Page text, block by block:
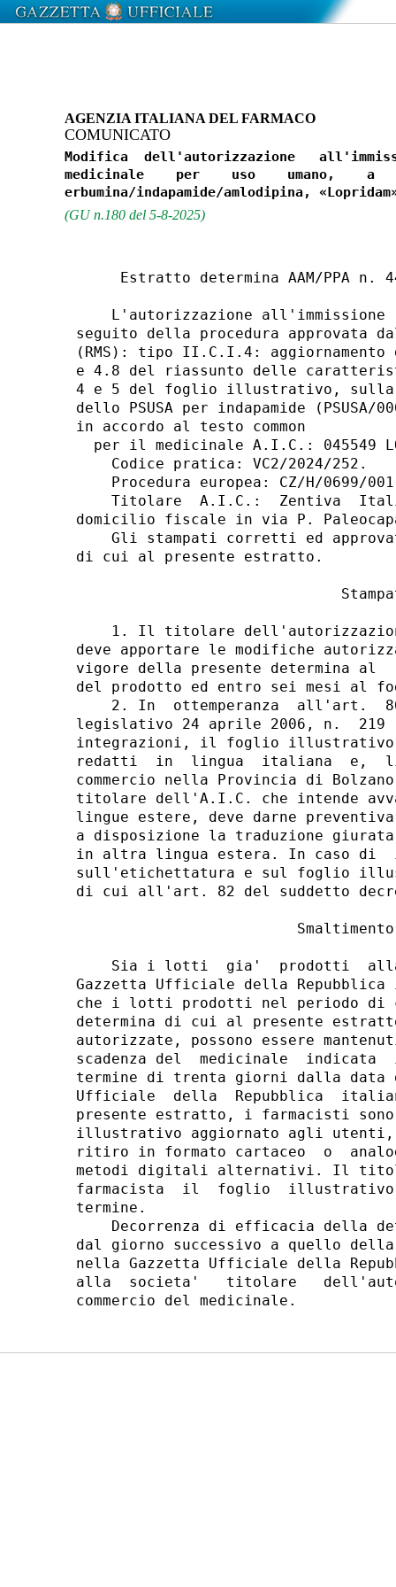
AGENZIA ITALIANA DEL FARMACO
COMUNICATO
Modifica  dell'autorizzazione
medicinale    per    uso    umano,
(GU n.180 del 5-8-2025)
Estratto determina AAM/PPA n.
L'autorizzazione all'immissione
seguito della procedura approvata
(RMS): tipo II.C.I.4:
e 4.8 del riassunto delle
4 e 5 del foglio illustrativo, sulla
dello PSUSA per indapamide
in accordo al testo common
per il medicinale A.I.C.: 045549
    Codice pratica: VC2/2024/252.
Procedura europea: CZ/H/0699/
Titolare  A.I.C.:  Zentiva
domicilio fiscale in via P.
Gli stampati corretti ed
di cui al presente estratto.
1. Il titolare
deve apportare le modifiche
vigore della presente determina
del prodotto ed entro sei mesi
2. In  ottemperanza  all'art.
legislativo 24 aprile 2006, n.  219
integrazioni, il foglio illustrativo
redatti  in  lingua  italiana  e,
commercio nella Provincia di
titolare dell'A.I.C. che intende
lingue estere, deve darne
a disposizione la traduzione
in altra lingua estera. In caso di
sull'etichettatura e sul foglio
di cui all'art. 82 del suddetto
Sia i lotti  gia'  prodotti
Gazzetta Ufficiale della
che i lotti prodotti nel periodo di
determina di cui al presente
autorizzate, possono essere
scadenza del  medicinale
termine di trenta giorni dalla data
Ufficiale  della  Repubblica
presente estratto, i farmacisti
illustrativo aggiornato agli
ritiro in formato cartaceo  o
metodi digitali alternativi. Il
farmacista  il  foglio  illustrativo
termine.
Decorrenza di efficacia della
dal giorno successivo a quello
nella Gazzetta Ufficiale della
alla  societa'   titolare